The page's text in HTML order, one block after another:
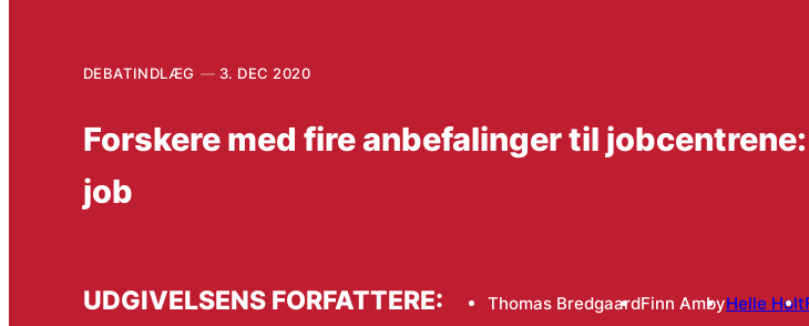
DEBATINDLÆG 3. DEC 2020
Forskere med fire anbefalinger til
job
UDGIVELSENS FORFATTERE: Thomas BredgaardFinn AmbyHelle Holt